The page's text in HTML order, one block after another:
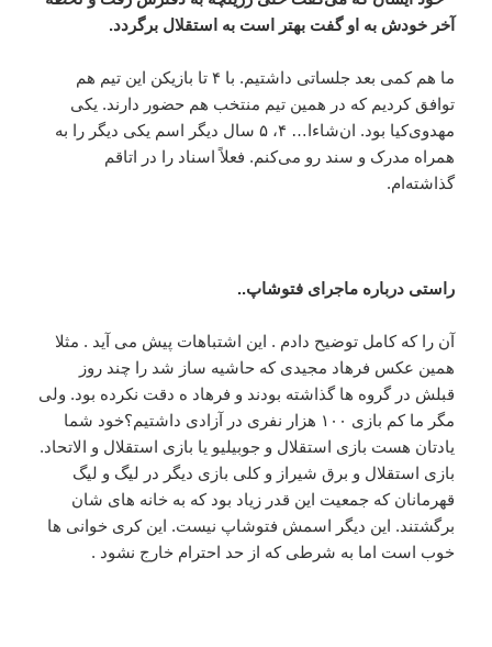
آخر خودش به او گفت بهتر است به استقلال برگردد.
ما هم کمی بعد جلساتی داشتیم. با ۴ تا بازیکن این تیم هم
توافق کردیم که در همین تیم منتخب هم حضور دارند. یکی
مهدوی‌کیا بود. ان‌شا‌ءا… ۴، ۵ سال دیگر اسم یکی دیگر را به
همراه مدرک و سند رو می‌کنم. فعلاً اسناد را در اتاقم
گذاشته‌ام.
راستی درباره ماجرای فتوشاپ..
آن را که کامل توضیح دادم . این اشتباهات پیش می آید . مثلا
همین عکس فرهاد مجیدی که حاشیه ساز شد را چند روز
قبلش در گروه ها گذاشته بودند و فرهاد ه دقت نکرده بود. ولی
مگر ما کم بازی ۱۰۰ هزار نفری در آزادی داشتیم؟خود شما
یادتان هست بازی استقلال و جوبیلیو یا بازی استقلال و الاتحاد.
بازی استقلال و برق شیراز و کلی بازی دیگر در لیگ و لیگ
قهرمانان که جمعیت این قدر زیاد بود که به خانه های شان
برگشتند. این دیگر اسمش فتوشاپ نیست. این کری خوانی ها
خوب است اما به شرطی که از حد احترام خارج نشود .